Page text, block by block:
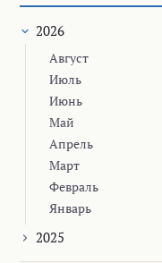
2026
Август
Июль
Июнь
Май
Апрель
Март
Февраль
Январь
2025